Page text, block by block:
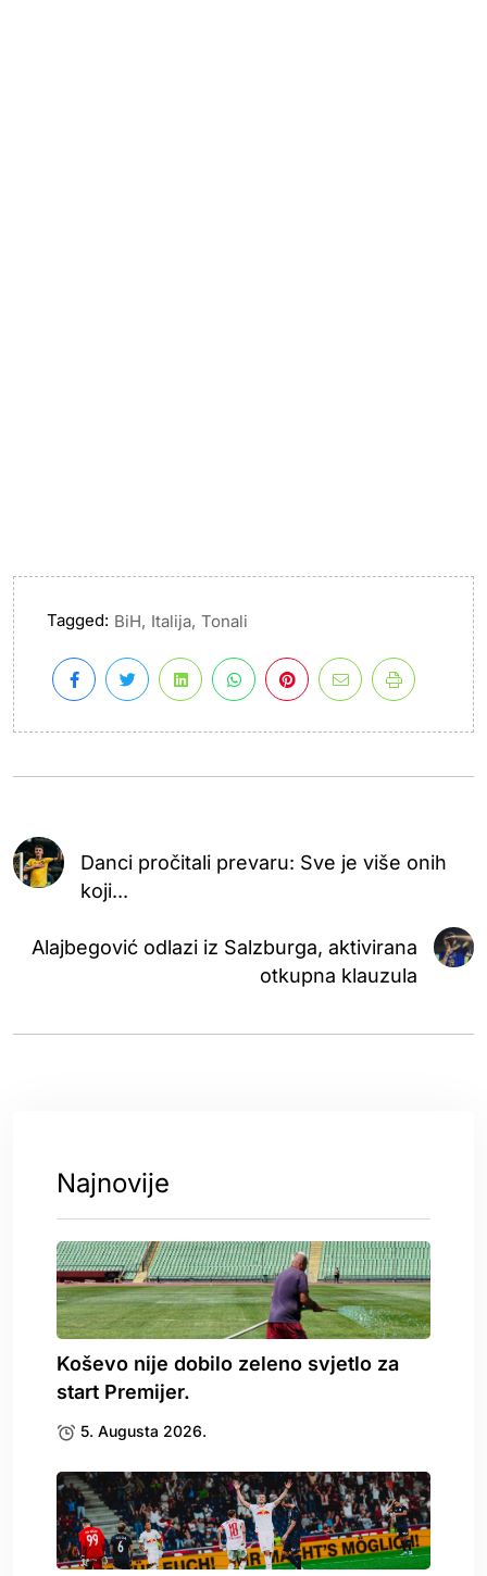
Tagged: BiH, Italija, Tonali
Danci pročitali prevaru: Sve je više onih
koji...
Alajbegović odlazi iz Salzburga, aktivirana
otkupna klauzula
Najnovije
Koševo nije dobilo zeleno svjetlo za
start Premijer.
5. Augusta 2026.